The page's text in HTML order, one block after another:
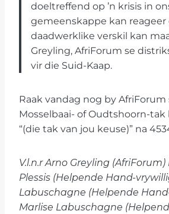
doeltreffend op ’n krisis in
gemeenskappe kan reageer
daadwerklike verskil kan
Greyling, AfriForum se
vir die Suid-Kaap.
Raak vandag nog by AfriForum
Mosselbaai- of Oudtshoorn-tak
“(die tak van jou keuse)” na
V.l.n.r Arno Greyling
Plessis (Helpende Hand-
Labuschagne (Helpende
Marlise Labuschagne